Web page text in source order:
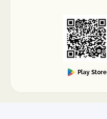
Play Store